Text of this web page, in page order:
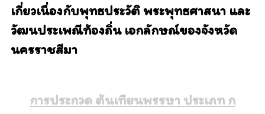
เกี่ยวเนื่องกับพุทธประวัติ พระพุทธศาสนา และ
วัฒนประเพณีท้องถิ่น เอกลักษณ์ของจังหวัด
นครราชสีมา
การประกวด ต้นเทียนพรรษา ประเภท ก